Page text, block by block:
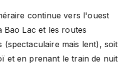
continue vers l'ouest
Bao Lac et les routes
(spectaculaire mais lent), soit
et en prenant le train de nuit